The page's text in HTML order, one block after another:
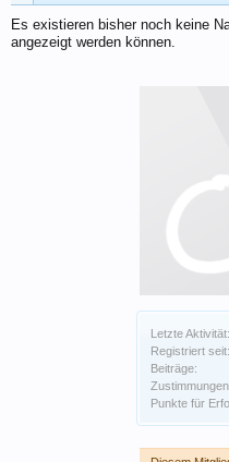
Letzte Aktivität:
Registriert seit:
Beiträge:
Punkte für
Es existieren bisher noch keine
angezeigt werden können.